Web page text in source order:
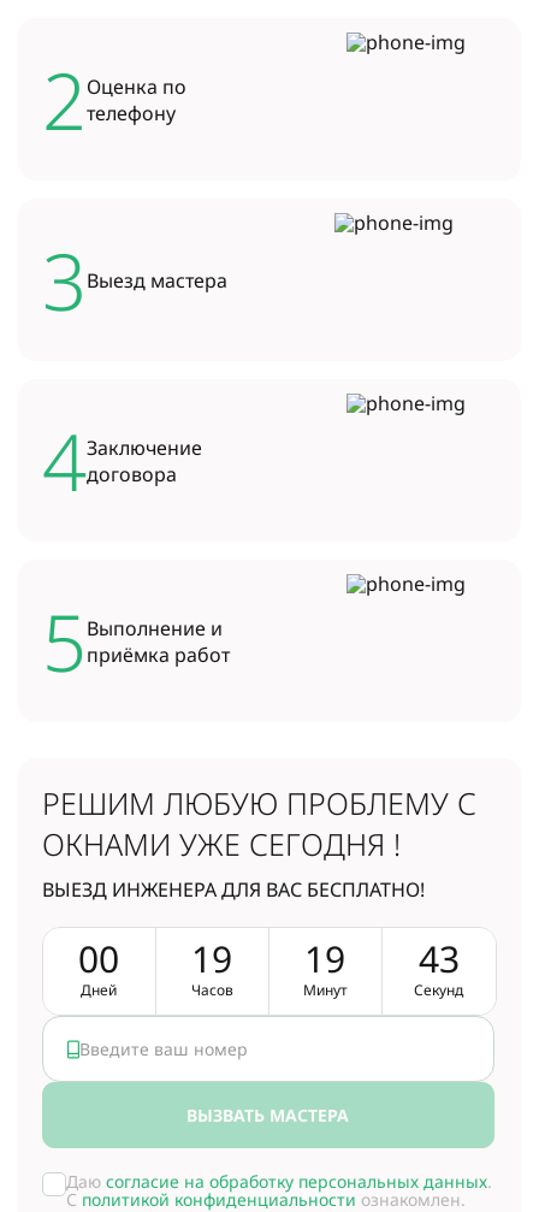
2 Оценка по
телефону
3 Выезд мастера
4Заключение
договора
5Выполнение и
приёмка работ
РЕШИМ ЛЮБУЮ ПРОБЛЕМУ С
ОКНАМИ УЖЕ СЕГОДНЯ !
ВЫЕЗД ИНЖЕНЕРА ДЛЯ ВАС БЕСПЛАТНО!
00
Дней
19
Часов
19
Минут
42
Секунд
ВЫЗВАТЬ МАСТЕРА
Даю согласие на обработку персональных данных.
С политикой конфиденциальности ознакомлен.